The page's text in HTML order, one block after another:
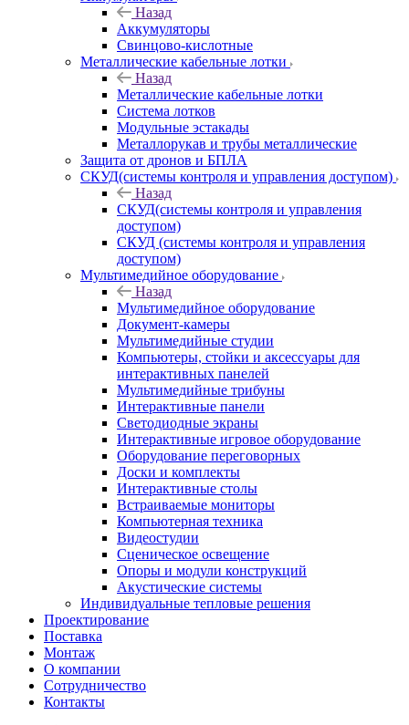
Назад
Аккумуляторы
Свинцово-кислотные
Металлические кабельные лотки
Назад
Металлические кабельные лотки
Система лотков
Модульные эстакады
Металлорукав и трубы металлические
Защита от дронов и БПЛА
СКУД(системы контроля и управления доступом)
Назад
СКУД(системы контроля и управления
доступом)
СКУД (системы контроля и управления
доступом)
Мультимедийное оборудование
Назад
Мультимедийное оборудование
Документ-камеры
Мультимедийные студии
Компьютеры, стойки и аксессуары для
интерактивных панелей
Мультимедийные трибуны
Интерактивные панели
Светодиодные экраны
Интерактивные игровое оборудование
Оборудование переговорных
Доски и комплекты
Интерактивные столы
Встраиваемые мониторы
Компьютерная техника
Видеостудии
Cценическое освещение
Опоры и модули конструкций
Акустические системы
Индивидуальные тепловые решения
Проектирование
Поставка
Монтаж
О компании
Сотрудничество
Контакты